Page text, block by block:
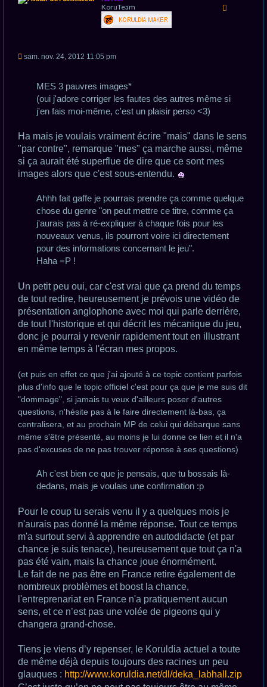
KoruTeam
M
n
l
u
sam. nov. 24, 2012 11:05 pm
MES 3 pauvres images*
(oui j'adore corriger les fautes des autres même si
j'en fais moi-même, c'est un plaisir perso <3)
Ha mais je voulais vraiment écrire "mais" dans le sens
"par contre", remarque "mes" ça marche aussi, même
si ça aurait été superflue de dire que ce sont mes
images alors que c'est sous-entendu.
Ahhh fait gaffe je pourrais prendre ça comme quelque
chose du genre "on peut mettre ce titre, comme ça
j'aurais pas à ré-expliquer à chaque fois pour les
nouveaux venus, ils pourront voire ici directement
pour des informations concernant le jeu".
Haha =P !
Un petit peu oui, car c'est vrai que ça prend du temps
de tout redire, heureusement je prévois une vidéo de
présentation anglophone avec moi qui parle derrière,
de tout l'historique et qui décrit les mécanique du jeu,
donc je pourrai y revenir rapidement tout en illustrant
en même temps à l'écran mes propos.
(et puis en effet ce que j'ai ajouté à ce topic contient parfois
plus d'info que le topic officiel c'est pour ça que je me suis dit
"dommage", si jamais tu veux d'ailleurs poser d'autres
questions, n'hésite pas à le faire directement là-bas, ça
centralisera, et au prochain MP de celui qui débarque sans
même s'être présenté, au moins je lui donne ce lien et il n'a
pas d'excuses de ne pas trouver réponse à ses questions)
Ah c'est bien ce que je pensais, que tu bossais là-
dedans, mais je voulais une confirmation :p
Pour le coup tu serais venu il y a quelques mois je
n'aurais pas donné la même réponse. Tout ce temps
m'a surtout servi à apprendre en autodidacte (et par
chance je suis tenace), heureusement que tout ça n'a
pas été vain, mais la chance joue énormément.
Le fait de ne pas être en France retire également de
nombreux problèmes et boost la chance,
l'entreprenariat en France n'a pratiquement aucun
sens, et ce n’est pas une volée de pigeons qui y
changera grand-chose.
Tiens je viens d’y repenser, le Koruldia actuel a toute
de même déjà depuis toujours des racines un peu
glauques : http://www.koruldia.net/dl/deka_labhall.zip